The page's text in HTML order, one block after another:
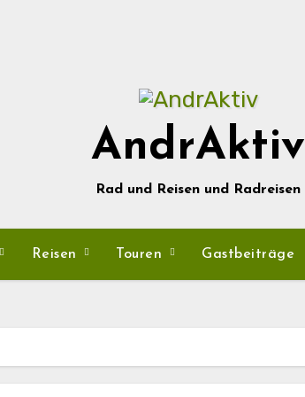
AndrAktiv
Rad und Reisen und Radreisen
Reisen Touren Gastbeiträge